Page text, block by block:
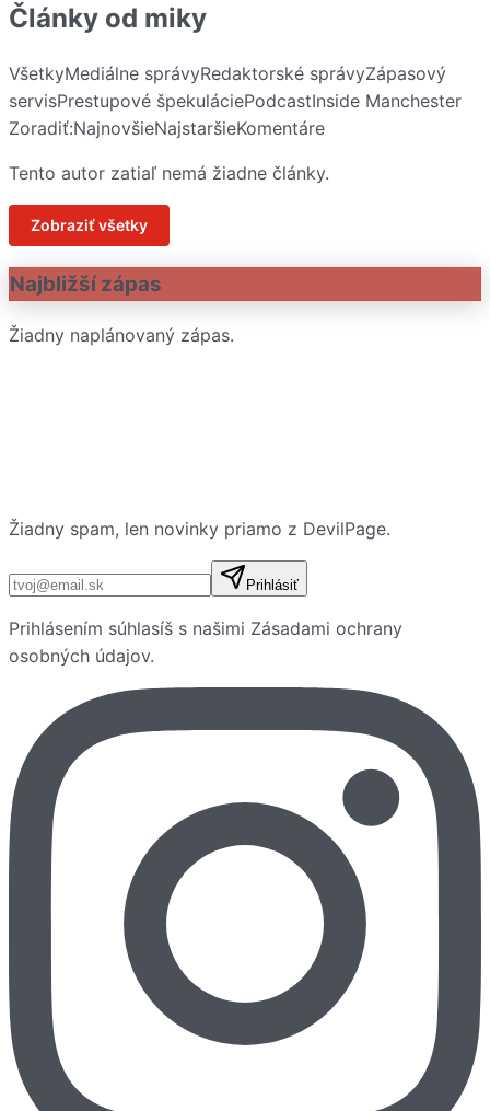
Články od miky
VšetkyMediálne správyRedaktorské správyZápasový
servisPrestupové špekuláciePodcastInside Manchester
Zoradiť:NajnovšieNajstaršieKomentáre
Tento autor zatiaľ nemá žiadne články.
Zobraziť všetky
Najbližší zápas
Žiadny naplánovaný zápas.
Žiadny spam, len novinky priamo z DevilPage.
E-mailová adresa
Prihlásiť
Prihlásením súhlasíš s našimi Zásadami ochrany
osobných údajov.